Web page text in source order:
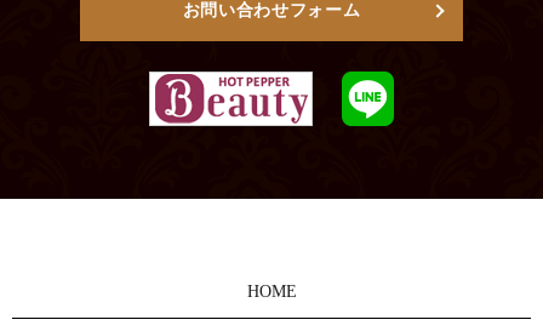
お問い合わせフォーム
HOME